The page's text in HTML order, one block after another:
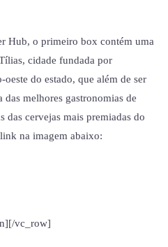
Hub, o primeiro box contém uma
cidade fundada por
do estado, que além de ser
melhores gastronomias de
das cervejas mais premiadas do
na imagem abaixo:
vc_row]